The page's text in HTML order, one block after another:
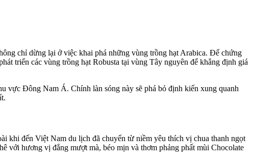
chỉ dừng lại ở việc khai phá những vùng trồng hạt Arabica. Để chứng
triển các vùng trồng hạt Robusta tại vùng Tây nguyên để khẳng định giá
vực Đông Nam Á. Chính làn sóng này sẽ phá bỏ định kiến xung quanh
khi đến Việt Nam du lịch đã chuyển từ niềm yêu thích vị chua thanh ngọt
với hương vị đắng mượt mà, béo mịn và thơm phảng phất mùi Chocolate